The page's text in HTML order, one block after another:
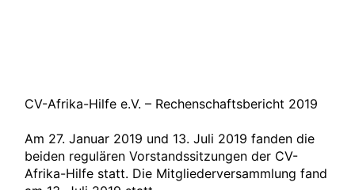
CV-Afrika-Hilfe e.V. – Rechenschaftsbericht 2019
Am 27. Januar 2019 und 13. Juli 2019 fanden die
beiden regulären Vorstandssitzungen der CV-
Afrika-Hilfe statt. Die Mitgliederversammlung fand